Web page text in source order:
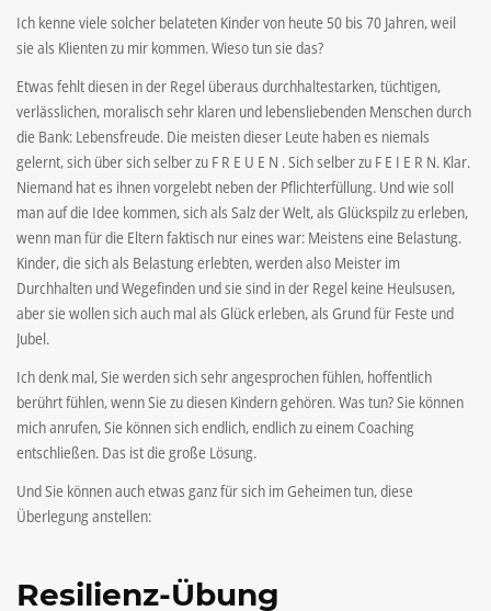
Ich kenne viele solcher belateten Kinder von heute 50 bis 70 Jahren, weil
sie als Klienten zu mir kommen. Wieso tun sie das?
Etwas fehlt diesen in der Regel überaus durchhaltestarken, tüchtigen,
verlässlichen, moralisch sehr klaren und lebensliebenden Menschen durch
die Bank: Lebensfreude. Die meisten dieser Leute haben es niemals
gelernt, sich über sich selber zu F R E U E N . Sich selber zu F E I E R N. Klar.
Niemand hat es ihnen vorgelebt neben der Pflichterfüllung. Und wie soll
man auf die Idee kommen, sich als Salz der Welt, als Glückspilz zu erleben,
wenn man für die Eltern faktisch nur eines war: Meistens eine Belastung.
Kinder, die sich als Belastung erlebten, werden also Meister im
Durchhalten und Wegefinden und sie sind in der Regel keine Heulsusen,
aber sie wollen sich auch mal als Glück erleben, als Grund für Feste und
Jubel.
Ich denk mal, Sie werden sich sehr angesprochen fühlen, hoffentlich
berührt fühlen, wenn Sie zu diesen Kindern gehören. Was tun? Sie können
mich anrufen, Sie können sich endlich, endlich zu einem Coaching
entschließen. Das ist die große Lösung.
Und Sie können auch etwas ganz für sich im Geheimen tun, diese
Überlegung anstellen:
Resilienz-Übung